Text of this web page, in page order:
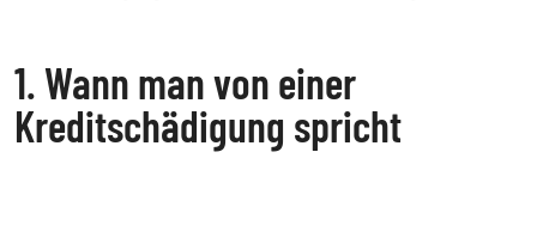
1. Wann man von einer
Kreditschädigung spricht